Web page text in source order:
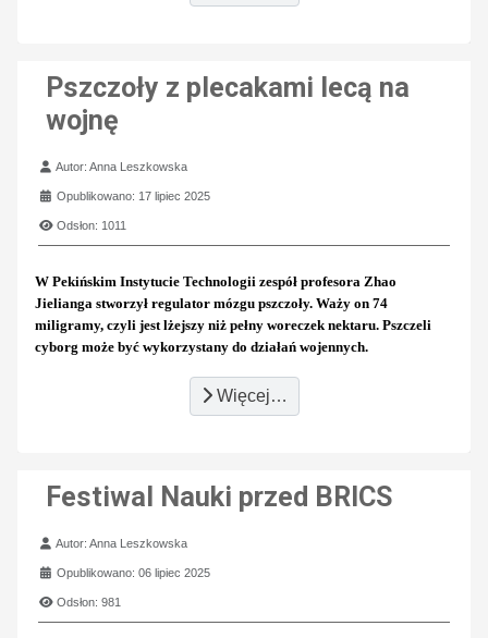
Pszczoły z plecakami lecą na
wojnę
Szczegóły
Autor:Anna Leszkowska
Opublikowano: 17 lipiec 2025
Odsłon: 1011
W Pekińskim Instytucie Technologii zespół profesora Zhao
Jielianga stworzył regulator mózgu pszczoły. Waży on 74
miligramy, czyli jest lżejszy niż pełny woreczek nektaru. Pszczeli
cyborg może być wykorzystany do działań wojennych.
Więcej…
Festiwal Nauki przed BRICS
Szczegóły
Autor:Anna Leszkowska
Opublikowano: 06 lipiec 2025
Odsłon: 981